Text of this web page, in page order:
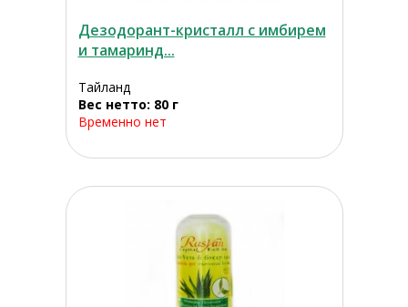
Дезодорант-кристалл с имбирем
и тамаринд...
Тайланд
Вес нетто: 80 г
Временно нет